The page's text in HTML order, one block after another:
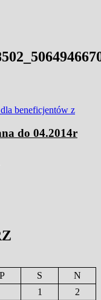
beneficjentów z
do 04.2014r
P S
N
1
2